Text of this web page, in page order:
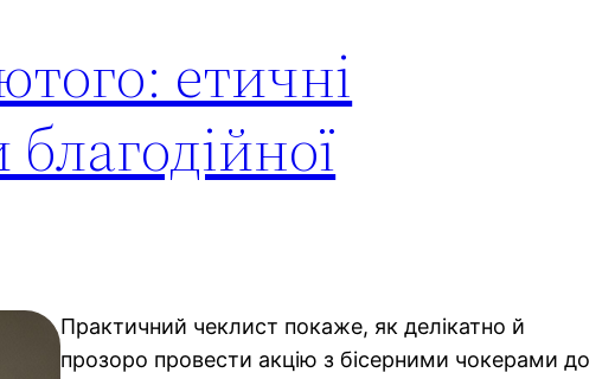
етичні
Практичний чеклист покаже, як делікатно й
прозоро провести акцію з бісерними чокерами до